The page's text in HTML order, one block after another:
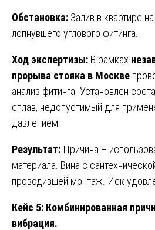
Обстановка: Залив в квартире
лопнувшего углового фитинга.
Ход экспертизы: В рамках
прорыва стояка в Москве
анализ фитинга. Установлен
сплав, недопустимый для
давлением.
Результат: Причина –
материала. Вина с
проводившей монтаж. Иск
Кейс 5: Комбинированная
вибрация.